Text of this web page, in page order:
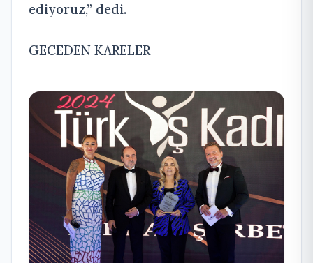
ediyoruz,” dedi.
GECEDEN KARELER